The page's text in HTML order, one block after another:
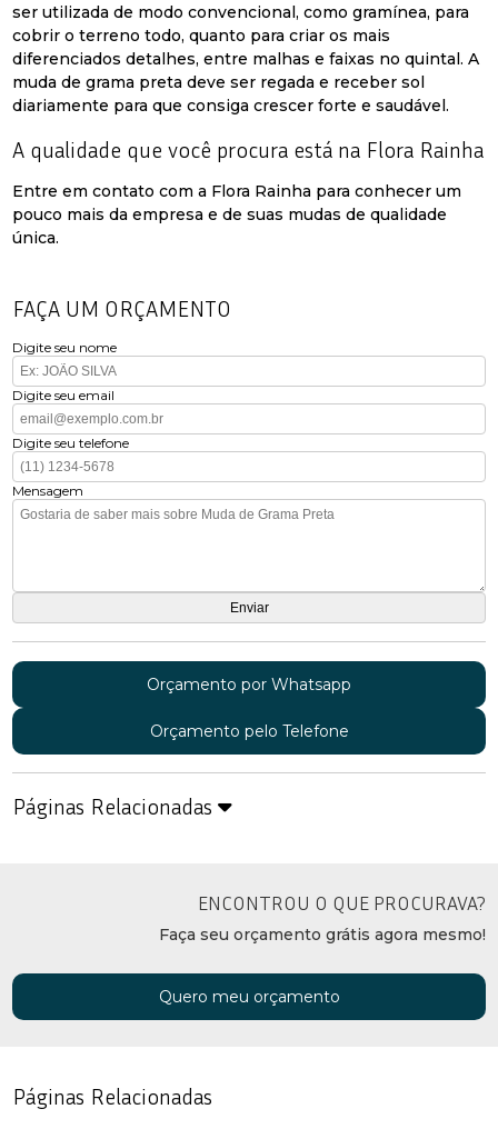
ser utilizada de modo convencional, como gramínea, para
cobrir o terreno todo, quanto para criar os mais
diferenciados detalhes, entre malhas e faixas no quintal. A
muda de grama preta deve ser regada e receber sol
diariamente para que consiga crescer forte e saudável.
A qualidade que você procura está na Flora Rainha
Entre em contato com a Flora Rainha para conhecer um
pouco mais da empresa e de suas mudas de qualidade
única.
FAÇA UM ORÇAMENTO
Digite seu nome
Digite seu email
Digite seu telefone
Mensagem
Orçamento por Whatsapp
Orçamento pelo Telefone
Páginas Relacionadas
ENCONTROU O QUE PROCURAVA?
Faça seu orçamento grátis agora mesmo!
Quero meu orçamento
Páginas Relacionadas